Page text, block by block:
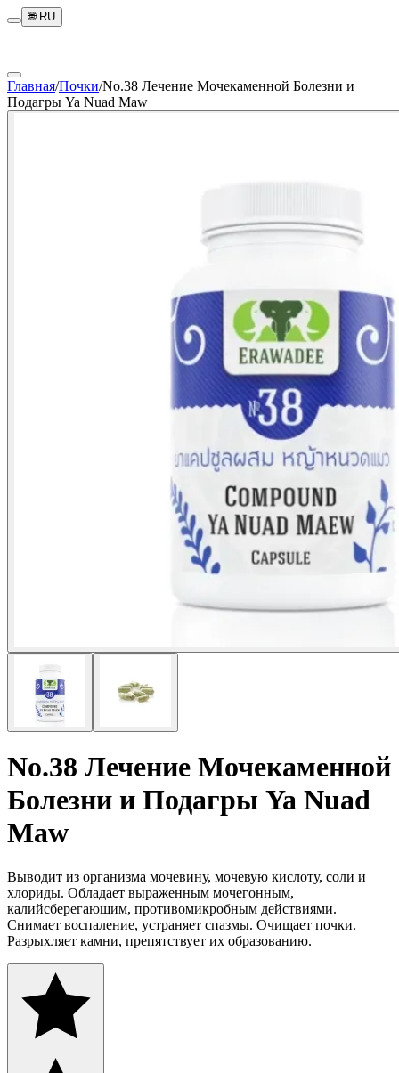
🌐RU
Главная/Почки/No.38 Лечение Мочекаменной Болезни и
Подагры Ya Nuad Maw
No.38 Лечение Мочекаменной
Болезни и Подагры Ya Nuad
Maw
Выводит из организма мочевину, мочевую кислоту, соли и
хлориды. Обладает выраженным мочегонным,
калийсберегающим, противомикробным действиями.
Снимает воспаление, устраняет спазмы. Очищает почки.
Разрыхляет камни, препятствует их образованию.